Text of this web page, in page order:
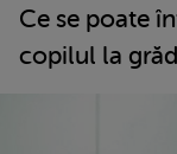
Ce se poate
copilul la